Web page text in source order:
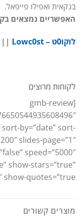
בנקאית ואפילו פייפאל.
האפשריים נמצאים
לוקו0ט – Lowc0st ||
לקוחות מרוצים
[gmb-review
by=”date” sort-
slides-page=”1″
speed=”5000″
show-stars=”true”
quotes=”true”]
מוצרים קשורים